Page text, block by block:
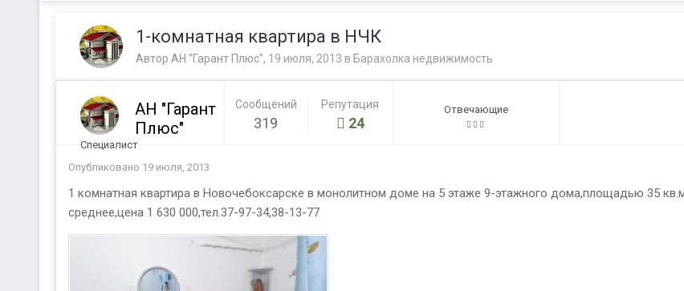
1-комнатная квартира в НЧК
Автор АН "Гарант Плюс", 19 июля, 2013 в Барахолка недвижимость
АН "Гарант
Плюс"
Специалист
Сообщений
319
Репутация
24
Отвечающие
Опубликовано 19 июля, 2013
1 комнатная квартира в Новочебоксарске в монолитном доме на 5 этаже 9-этажного дома,площадью 35
среднее,цена 1 630 000,тел.37-97-34,38-13-77